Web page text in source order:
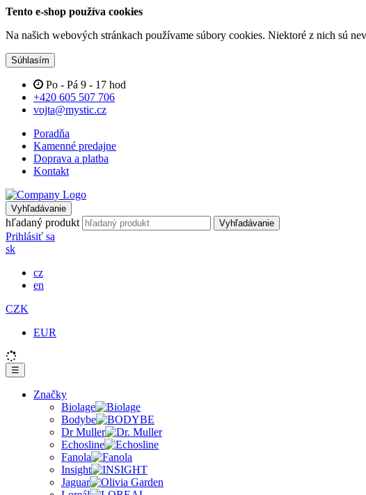
Tento e-shop používa cookies
Na našich webových stránkach používame súbory cookies. Niektoré z nich sú
Súhlasím
Po - Pá 9 - 17 hod
+420 605 507 706
vojta@mystic.cz
Poradňa
Kamenné predajne
Doprava a platba
Kontakt
Vyhľadávanie
hľadaný produkt Vyhľadávanie
Prihlásiť sa
sk
cz
en
CZK
EUR
☰
Značky
Biolage
Bodybe
Dr Muller
Echosline
Fanola
Insight
Jaguar